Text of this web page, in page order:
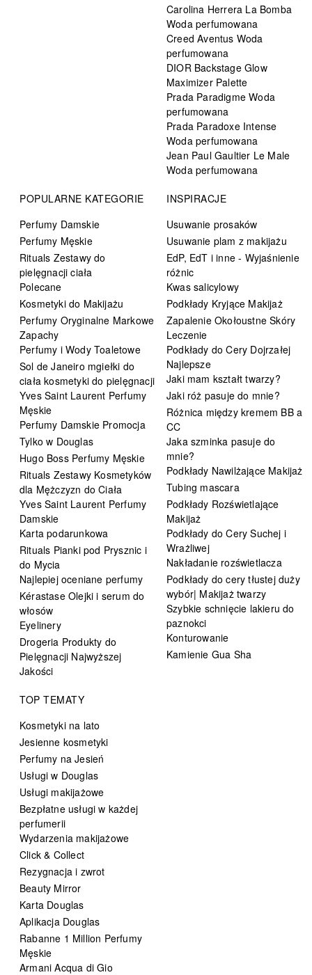
Carolina Herrera La Bomba
Woda perfumowana
Creed Aventus Woda
perfumowana
DIOR Backstage Glow
Maximizer Palette
Prada Paradigme Woda
perfumowana
Prada Paradoxe Intense
Woda perfumowana
Jean Paul Gaultier Le Male
Woda perfumowana
POPULARNE KATEGORIE
Perfumy Damskie
Perfumy Męskie
Rituals Zestawy do
pielęgnacji ciała
Polecane
Kosmetyki do Makijażu
Perfumy Oryginalne Markowe
Zapachy
Perfumy i Wody Toaletowe
Sol de Janeiro mgiełki do
ciała kosmetyki do pielęgnacji
Yves Saint Laurent Perfumy
Męskie
Perfumy Damskie Promocja
Tylko w Douglas
Hugo Boss Perfumy Męskie
Rituals Zestawy Kosmetyków
dla Mężczyzn do Ciała
Yves Saint Laurent Perfumy
Damskie
Karta podarunkowa
Rituals Pianki pod Prysznic i
do Mycia
Najlepiej oceniane perfumy
Kérastase Olejki i serum do
włosów
Eyelinery
Drogeria Produkty do
Pielęgnacji Najwyższej
Jakości
INSPIRACJE
Usuwanie prosaków
Usuwanie plam z makijażu
EdP, EdT i inne - Wyjaśnienie
różnic
Kwas salicylowy
Podkłady Kryjące Makijaż
Zapalenie Okołoustne Skóry
Leczenie
Podkłady do Cery Dojrzałej
Najlepsze
Jaki mam kształt twarzy?
Jaki róż pasuje do mnie?
Różnica między kremem BB a
CC
Jaka szminka pasuje do
mnie?
Podkłady Nawilżające Makijaż
Tubing mascara
Podkłady Rozświetlające
Makijaż
Podkłady do Cery Suchej i
Wrażliwej
Nakładanie rozświetlacza
Podkłady do cery tłustej duży
wybór| Makijaż twarzy
Szybkie schnięcie lakieru do
paznokci
Konturowanie
Kamienie Gua Sha
TOP TEMATY
Kosmetyki na lato
Jesienne kosmetyki
Perfumy na Jesień
Usługi w Douglas
Usługi makijażowe
Bezpłatne usługi w każdej
perfumerii
Wydarzenia makijażowe
Click & Collect
Rezygnacja i zwrot
Beauty Mirror
Karta Douglas
Aplikacja Douglas
Rabanne 1 Million Perfumy
Męskie
Armani Acqua di Gio